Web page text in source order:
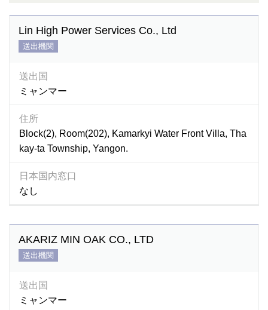
Lin High Power Services Co., Ltd
送出機関
送出国
ミャンマー
住所
Block(2), Room(202), Kamarkyi Water Front Villa, Tha
kay-ta Township, Yangon.
日本国内窓口
なし
AKARIZ MIN OAK CO., LTD
送出機関
送出国
ミャンマー